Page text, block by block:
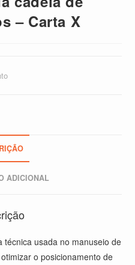
– Carta X
ADICIONAL
técnica usada no manuseio de
o posicionamento de